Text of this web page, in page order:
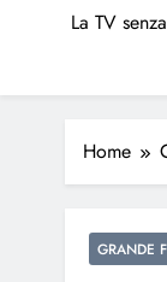
La TV
Home
GRANDE